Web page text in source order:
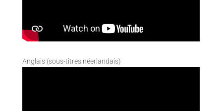
Anglais (sous-titres néerlandais)